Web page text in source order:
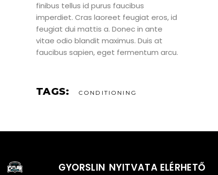
finibus tellus id purus faucibus
imperdiet. Cras laoreet feugiat eros, id
feugiat dui mattis a. Donec in ante
vitae odio blandit maximus. Duis at
faucibus sapien, eget fermentum arcu.
TAGS: CONDITIONING
GYORSLIN NYITVATA ELÉRHETŐ